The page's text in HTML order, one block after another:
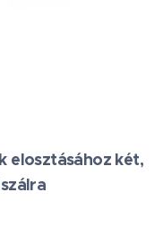
elosztásához két,